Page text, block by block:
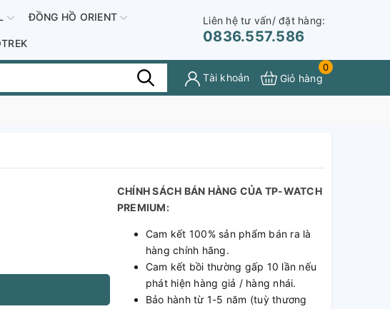
ĐỒNG HỒ ORIENT Liên hệ tư vấn/ đặt hàng:
0836.557.586
Tài khoản
0
Giỏ hàng
CHÍNH SÁCH BÁN HÀNG CỦA TP-WATCH
PREMIUM:
Cam kết 100% sản phẩm bán ra là
hàng chính hãng.
Cam kết bồi thường gấp 10 lần nếu
phát hiện hàng giả / hàng nhái.
Bảo hành từ 1-5 năm (tuỳ thương